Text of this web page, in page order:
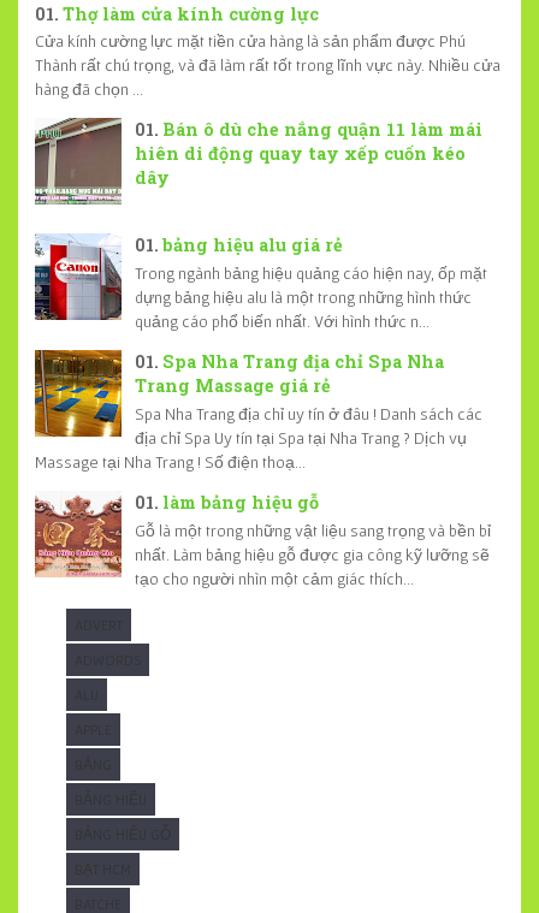
Thợ làm cửa kính cường lực
Cửa kính cường lực mặt tiền cửa hàng là sản phẩm được Phú
Thành rất chú trọng, và đã làm rất tốt trong lĩnh vực này. Nhiều cửa
hàng đã chọn ...
Bán ô dù che nắng quận 11 làm mái
hiên di động quay tay xếp cuốn kéo
dây
bảng hiệu alu giá rẻ
Trong ngành bảng hiệu quảng cáo hiện nay, ốp mặt
dựng bảng hiệu alu là một trong những hình thức
quảng cáo phổ biến nhất. Với hình thức n...
Spa Nha Trang địa chỉ Spa Nha
Trang Massage giá rẻ
Spa Nha Trang địa chỉ uy tín ở đâu ! Danh sách các
địa chỉ Spa Uy tín tại Spa tại Nha Trang ? Dịch vụ
Massage tại Nha Trang ! Số điện thoạ...
làm bảng hiệu gỗ
Gỗ là một trong những vật liệu sang trọng và bền bỉ
nhất. Làm bảng hiệu gỗ được gia công kỹ lưỡng sẽ
tạo cho người nhìn một cảm giác thích...
ADVERT
ADWORDS
ALU
APPLE
BẢNG HIỆU
BẢNG HIỆU GỖ
BẠT HCM
BATCHE